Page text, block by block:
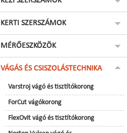
KERTI SZERSZÁMOK
MÉRŐESZKÖZÖK
VÁGÁS ÉS CSISZOLÁSTECHNIKA
Varstroj vágó és tisztítókorong
ForCut vágókorong
FlexOvit vágó és tisztítókorong